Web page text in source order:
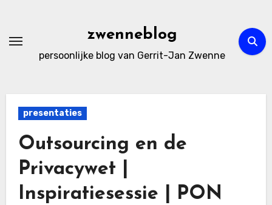
de
zwenneblog
persoonlijke blog van Gerrit-Jan Zwenne
presentaties
Outsourcing en de
Privacywet |
Inspiratiesessie | PON